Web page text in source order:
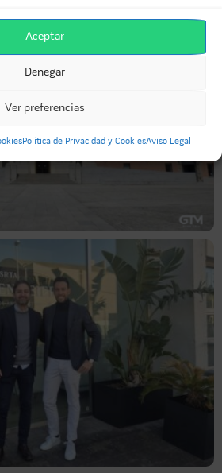
Aceptar
Denegar
Ver preferencias
Política de Privacidad y CookiesAviso Legal